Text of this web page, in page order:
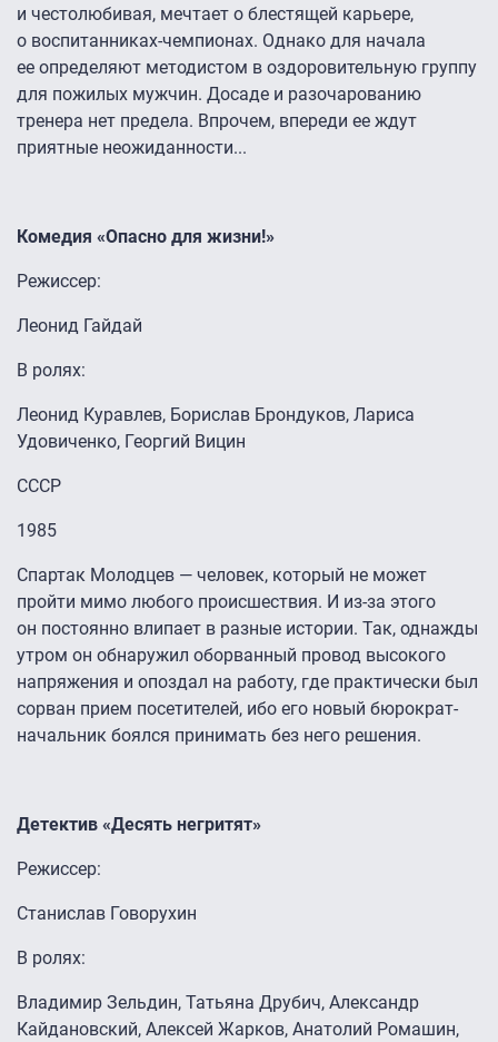
и честолюбивая, мечтает о блестящей карьере,
о воспитанниках-чемпионах. Однако для начала
ее определяют методистом в оздоровительную группу
для пожилых мужчин. Досаде и разочарованию
тренера нет предела. Впрочем, впереди ее ждут
приятные неожиданности...
Комедия «Опасно для жизни!»
Режиссер:
Леонид Гайдай
В ролях:
Леонид Куравлев, Борислав Брондуков, Лариса
Удовиченко, Георгий Вицин
СССР
1985
Спартак Молодцев — человек, который не может
пройти мимо любого происшествия. И из-за этого
он постоянно влипает в разные истории. Так, однажды
утром он обнаружил оборванный провод высокого
напряжения и опоздал на работу, где практически был
сорван прием посетителей, ибо его новый бюрократ-
начальник боялся принимать без него решения.
Детектив «Десять негритят»
Режиссер:
Станислав Говорухин
В ролях:
Владимир Зельдин, Татьяна Друбич, Александр
Кайдановский, Алексей Жарков, Анатолий Ромашин,